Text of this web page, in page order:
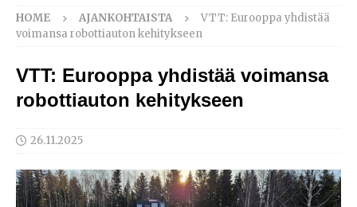
HOME AJANKOHTAISTA
VTT: Eurooppa yhdistää
voimansa robottiauton kehitykseen
VTT: Eurooppa yhdistää voimansa
robottiauton kehitykseen
26.11.2025